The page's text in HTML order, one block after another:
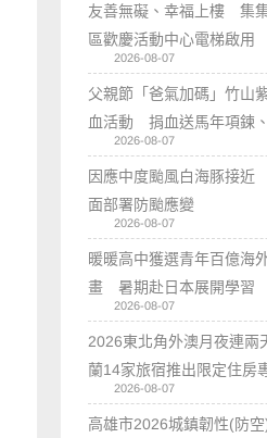
友善無礙、幸福上樓 集
區歡慶活動中心電梯啟用
2026-08-07
父親節「爸氣加碼」竹山
血活動 捐血送馬年項鍊
2026-08-07
因應中度颱風白海豚接近
面部署防颱應變
2026-08-07
暖暖高中獲選青年百億海
畫 暑期赴日本展開學習
2026-08-07
2026東北角外澳月夜連兩
蘭14家旅宿推出限定住房
2026-08-07
高雄市2026城鎮韌性(防